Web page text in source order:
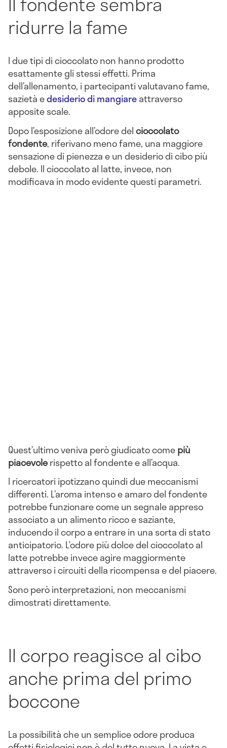
ridurre la fame
I due tipi di cioccolato non hanno prodotto
esattamente gli stessi effetti. Prima
dell’allenamento, i partecipanti valutavano fame,
sazietà edesiderio di mangiareattraverso
apposite scale.
Dopo l’esposizione all’odore delcioccolato
fondente, riferivano meno fame, una maggiore
sensazione di pienezza e un desiderio di cibo più
debole. Il cioccolato al latte, invece, non
modificava in modo evidente questi parametri.
Quest’ultimo veniva però giudicato comepiù
piacevolerispetto al fondente e all’acqua.
I ricercatori ipotizzano quindi due meccanismi
differenti. L’aroma intenso e amaro del fondente
potrebbe funzionare come un segnale appreso
associato a un alimento ricco e saziante,
inducendo il corpo a entrare in una sorta di stato
anticipatorio. L’odore più dolce del cioccolato al
latte potrebbe invece agire maggiormente
attraverso i circuiti della ricompensa e del piacere.
Sono però interpretazioni, non meccanismi
dimostrati direttamente.
Il corpo reagisce al cibo
anche prima del primo
boccone
La possibilità che un semplice odore produca